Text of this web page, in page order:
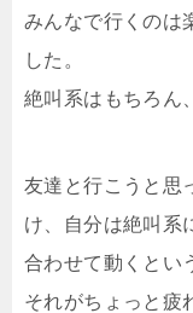
みんなで行くのは
した。
絶叫系はもちろん
友達と行こうと思
け、自分は絶叫系
合わせて動くとい
それがちょっと疲